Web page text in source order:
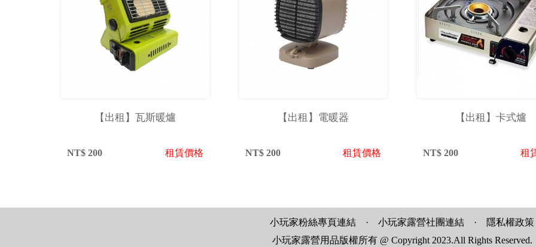
【出租】瓦斯暖爐
NT$200 租賃價格
【出租】電暖器
NT$ 200 租賃價格
【出租】卡式爐
NT$ 200 租
小玩家粉絲專頁連結 · 小玩家露營社團連結 ·
隱私權政策
小玩家露營用品版權所有 @ Copyright 2023.All Rights Reserved.